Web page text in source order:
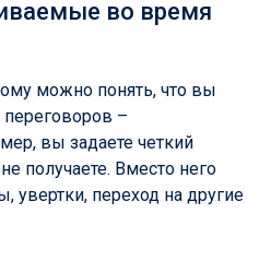
во время
можно понять, что вы
–
вы задаете четкий
получаете. Вместо него
увертки, переход на другие